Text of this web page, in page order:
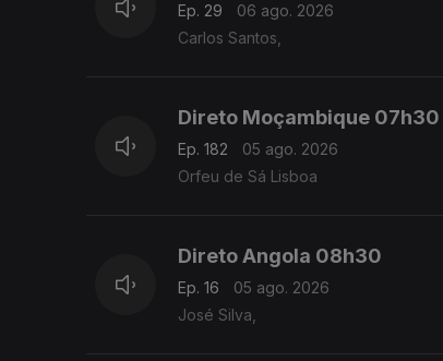
Ep. 29
06 ago. 2026
Carlos Santos,
Direto Moçambique 07h30
Ep. 182
05 ago. 2026
Orfeu de Sá Lisboa
Direto Angola 08h30
Ep. 16
05 ago. 2026
José Silva,